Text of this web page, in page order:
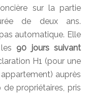
sur la partie
de deux ans.
automatique. Elle
90 jours suivant
H1 (pour une
auprès
propriétaires, pris